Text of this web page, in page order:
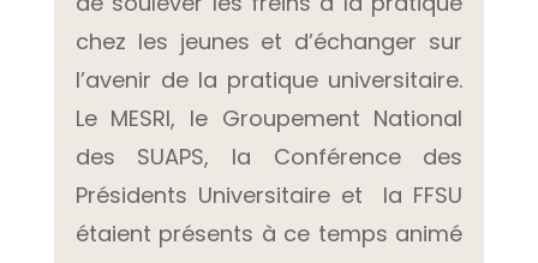
chez les jeunes et d’échanger sur
l’avenir de la pratique universitaire.
Le MESRI, le Groupement National
des SUAPS, la Conférence des
Présidents Universitaire et la FFSU
étaient présents à ce temps animé